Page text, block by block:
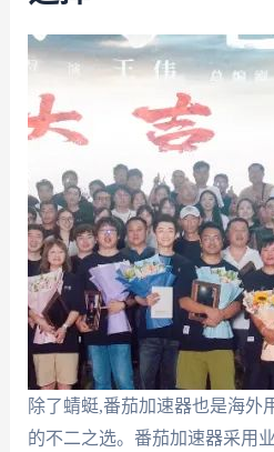
除了蜻蜓,番茄加速器也是海外
的不二之选。番茄加速器采用